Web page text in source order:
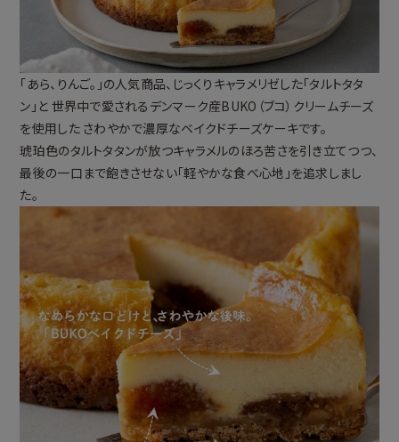
「あら、りんご。」の人気商品、じっくりキャラメリゼした「タルトタタ
ン」と 世界中で愛されるデンマーク産BUKO（ブコ）クリームチーズ
を使用した さわやかで濃厚なベイクドチーズケーキです。
琥珀色のタルトタタンが放つキャラメルのほろ苦さを引き立てつつ、
最後の一口まで飽きさせない「軽やかな食べ心地」を追求しまし
た。